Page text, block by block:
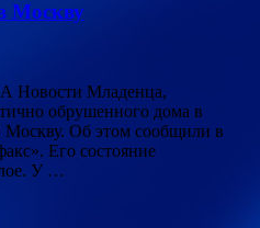
Москву
Новости Младенца,
обрушенного дома в
Москву. Об этом сообщили в
Его состояние
У …